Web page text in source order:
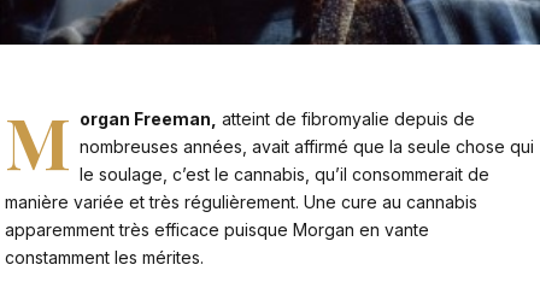
M organ Freeman, atteint de fibromyalie depuis de
nombreuses années, avait affirmé que la seule chose qui
le soulage, c’est le cannabis, qu’il consommerait de
manière variée et très régulièrement. Une cure au cannabis
apparemment très efficace puisque Morgan en vante
constamment les mérites.